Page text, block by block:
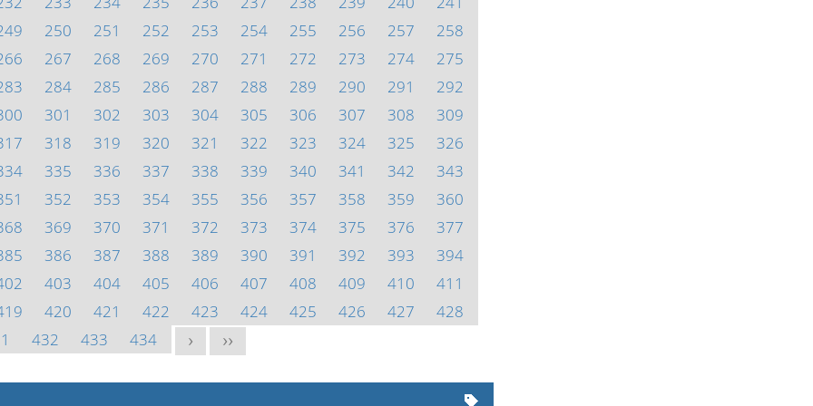
250 251 252 253 254 255 256 257
258
267 268 269 270 271 272 273 274
275
284 285 286 287 288 289 290 291
292
301 302 303 304 305 306 307 308
309
318 319 320 321 322 323 324 325
326
335 336 337 338 339 340 341 342
343
352 353 354 355 356 357 358 359
360
369 370 371 372 373 374 375 376
377
386 387 388 389 390 391 392 393
394
403 404 405 406 407 408 409 410
411
420 421 422 423 424 425 426 427
428
432 433 434 > >>